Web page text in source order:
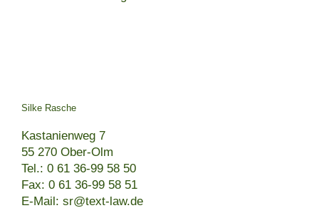
Silke Rasche
Kastanienweg 7
55 270 Ober-Olm
Tel.: 0 61 36-99 58 50
Fax: 0 61 36-99 58 51
E-Mail: sr@text-law.de